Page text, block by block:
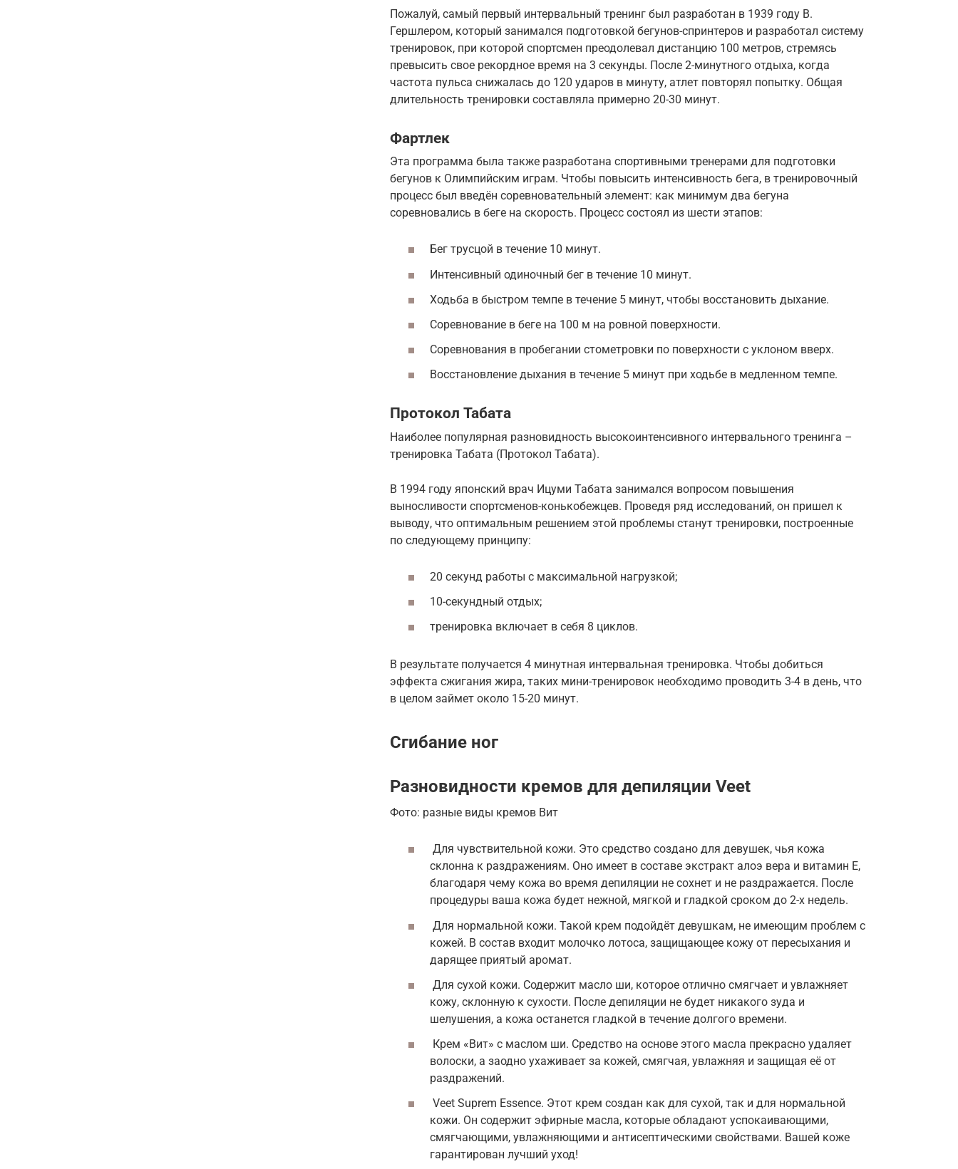
Пожалуй, самый первый интервальный тренинг был разработан в 1939 году В.
Гершлером, который занимался подготовкой бегунов-спринтеров и разработал систему
тренировок, при которой спортсмен преодолевал дистанцию 100 метров, стремясь
превысить свое рекордное время на 3 секунды. После 2-минутного отдыха, когда
частота пульса снижалась до 120 ударов в минуту, атлет повторял попытку. Общая
длительность тренировки составляла примерно 20-30 минут.
Фартлек
Эта программа была также разработана спортивными тренерами для подготовки
бегунов к Олимпийским играм. Чтобы повысить интенсивность бега, в тренировочный
процесс был введён соревновательный элемент: как минимум два бегуна
соревновались в беге на скорость. Процесс состоял из шести этапов:
Бег трусцой в течение 10 минут.
Интенсивный одиночный бег в течение 10 минут.
Ходьба в быстром темпе в течение 5 минут, чтобы восстановить дыхание.
Соревнование в беге на 100 м на ровной поверхности.
Соревнования в пробегании стометровки по поверхности с уклоном вверх.
Восстановление дыхания в течение 5 минут при ходьбе в медленном темпе.
Протокол Табата
Наиболее популярная разновидность высокоинтенсивного интервального тренинга –
тренировка Табата (Протокол Табата).
В 1994 году японский врач Ицуми Табата занимался вопросом повышения
выносливости спортсменов-конькобежцев. Проведя ряд исследований, он пришел к
выводу, что оптимальным решением этой проблемы станут тренировки, построенные
по следующему принципу:
20 секунд работы с максимальной нагрузкой;
10-секундный отдых;
тренировка включает в себя 8 циклов.
В результате получается 4 минутная интервальная тренировка. Чтобы добиться
эффекта сжигания жира, таких мини-тренировок необходимо проводить 3-4 в день, что
в целом займет около 15-20 минут.
Сгибание ног
Разновидности кремов для депиляции Veet
Фото: разные виды кремов Вит
Для чувствительной кожи. Это средство создано для девушек, чья кожа
склонна к раздражениям. Оно имеет в составе экстракт алоэ вера и витамин E,
благодаря чему кожа во время депиляции не сохнет и не раздражается. После
процедуры ваша кожа будет нежной, мягкой и гладкой сроком до 2-х недель.
Для нормальной кожи. Такой крем подойдёт девушкам, не имеющим проблем с
кожей. В состав входит молочко лотоса, защищающее кожу от пересыхания и
дарящее приятый аромат.
Для сухой кожи. Содержит масло ши, которое отлично смягчает и увлажняет
кожу, склонную к сухости. После депиляции не будет никакого зуда и
шелушения, а кожа останется гладкой в течение долгого времени.
Крем «Вит» с маслом ши. Средство на основе этого масла прекрасно удаляет
волоски, а заодно ухаживает за кожей, смягчая, увлажняя и защищая её от
раздражений.
Veet Suprem Essence. Этот крем создан как для сухой, так и для нормальной
кожи. Он содержит эфирные масла, которые обладают успокаивающими,
смягчающими, увлажняющими и антисептическими свойствами. Вашей коже
гарантирован лучший уход!